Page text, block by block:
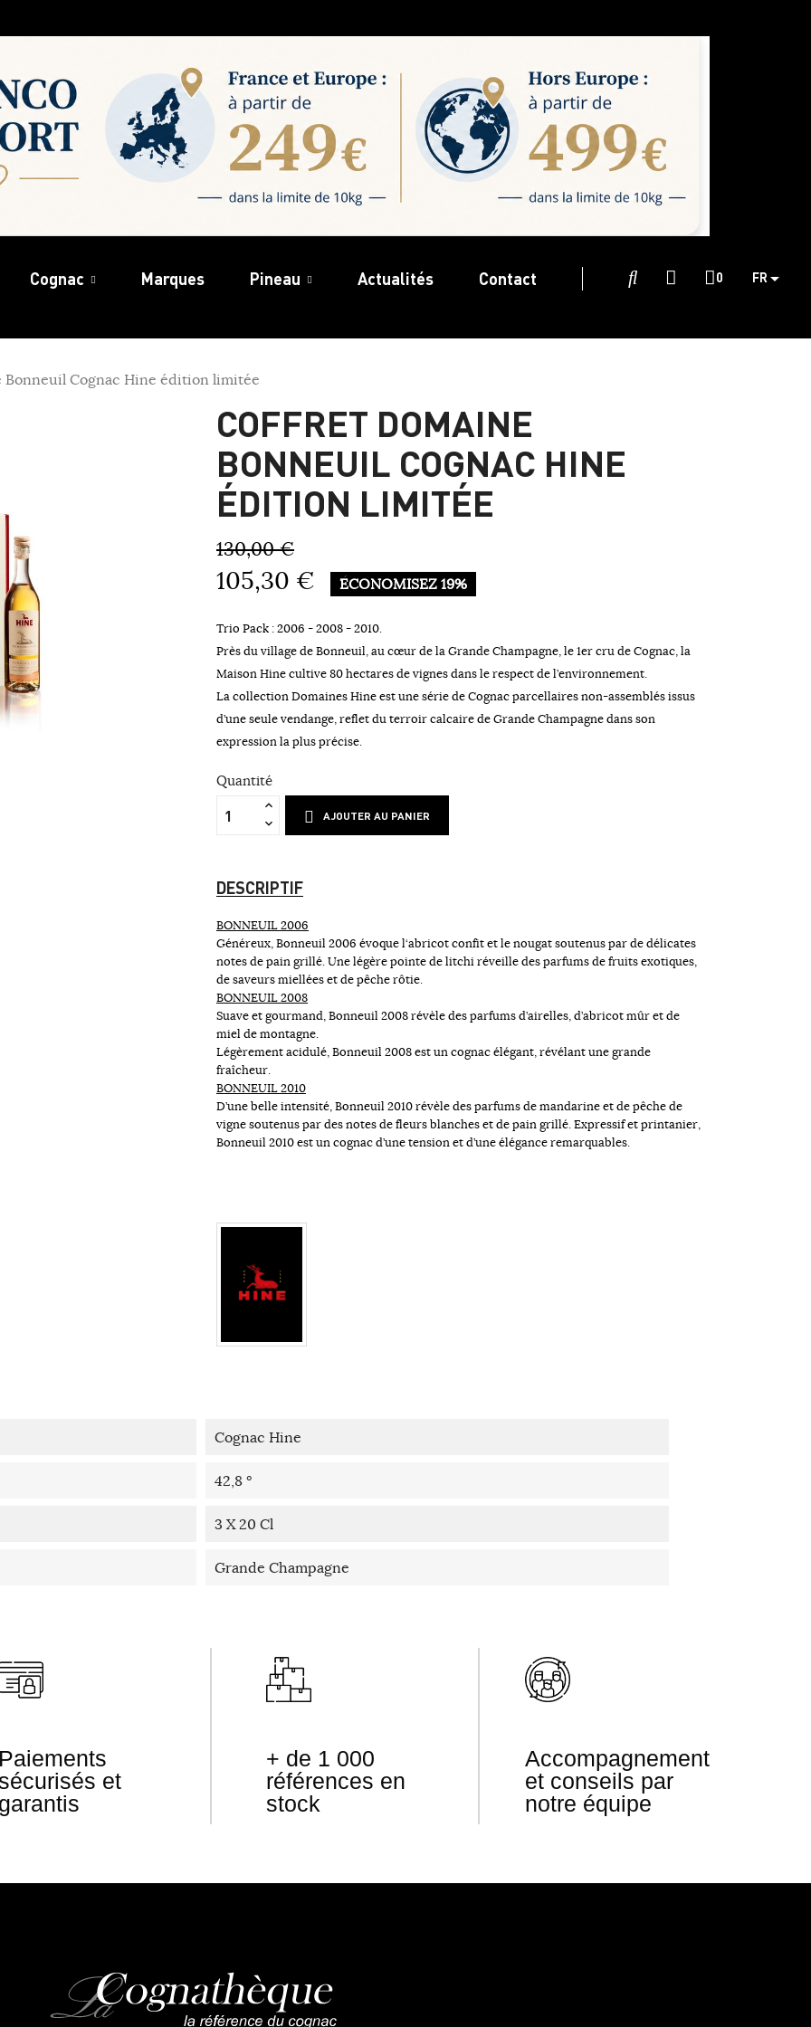
Cognac Marques Pineau Actualités Contact 0 FR
Bonneuil Cognac Hine édition limitée
COFFRET DOMAINE
BONNEUIL COGNAC HINE
ÉDITION LIMITÉE
130,00 €
105,30 € ÉCONOMISEZ 19%
Trio Pack : 2006 - 2008 - 2010.
Près du village de Bonneuil, au cœur de la Grande Champagne, le 1er cru de Cognac, la
Maison Hine cultive 80 hectares de vignes dans le respect de l’environnement.
La collection Domaines Hine est une série de Cognac parcellaires non-assemblés issus
d’une seule vendange, reflet du terroir calcaire de Grande Champagne dans son
expression la plus précise.
Quantité
AJOUTER AU PANIER
DESCRIPTIF
BONNEUIL 2006
Généreux, Bonneuil 2006 évoque l‘abricot confit et le nougat soutenus par de délicates
notes de pain grillé. Une légère pointe de litchi réveille des parfums de fruits exotiques,
de saveurs miellées et de pêche rôtie.
BONNEUIL 2008
Suave et gourmand, Bonneuil 2008 révèle des parfums d’airelles, d’abricot mûr et de
miel de montagne.
Légèrement acidulé, Bonneuil 2008 est un cognac élégant, révélant une grande
fraîcheur.
BONNEUIL 2010
D’une belle intensité, Bonneuil 2010 révèle des parfums de mandarine et de pêche de
vigne soutenus par des notes de fleurs blanches et de pain grillé. Expressif et printanier,
Bonneuil 2010 est un cognac d’une tension et d’une élégance remarquables.
Cognac Hine
42,8 °
3 X 20 Cl
Grande Champagne
et
+ de 1 000
références en
stock
Accompagnement
et conseils par
notre équipe